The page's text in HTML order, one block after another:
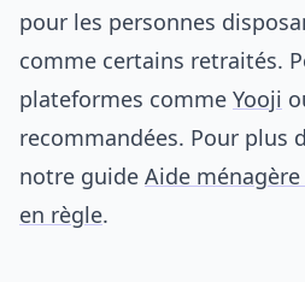
pour les personnes
comme certains retraités.
plateformes comme Yooji
recommandées. Pour plus
notre guide Aide
en règle.